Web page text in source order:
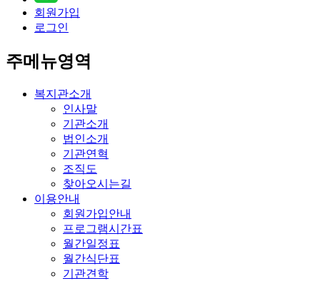
회원가입
로그인
주메뉴영역
복지관소개
인사말
기관소개
법인소개
기관연혁
조직도
찾아오시는길
이용안내
회원가입안내
프로그램시간표
월간일정표
월간식단표
기관견학